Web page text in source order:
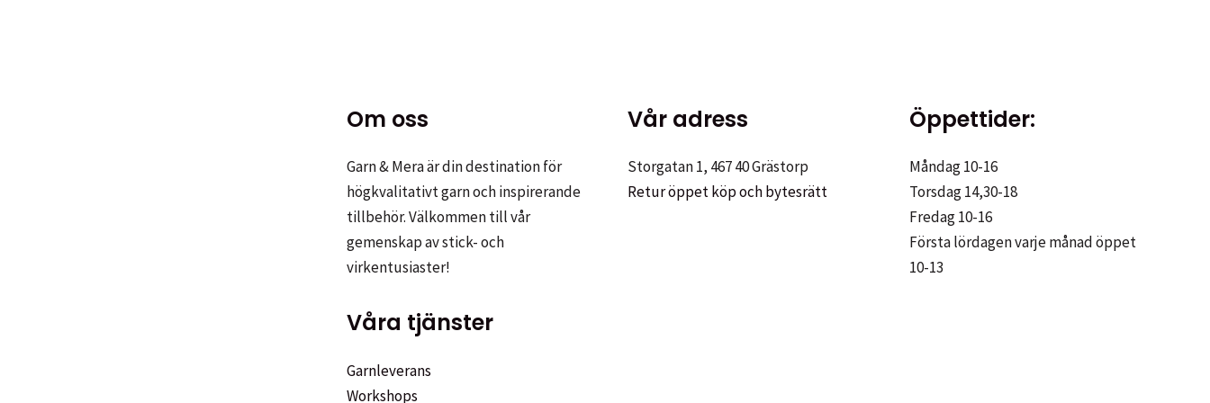
väljas
på
produktsidan
väljas
på
alternativen
på
Om oss
Garn & Mera är din destination för
högkvalitativt garn och inspirerande
tillbehör. Välkommen till vår
gemenskap av stick- och
virkentusiaster!
Våra tjänster
Garnleverans
Workshops
Vår adress
Storgatan 1, 467 40 Grästorp
Retur öppet köp och bytesrätt
Öppettider:
Måndag 10-16
Torsdag 14,30-18
Fredag 10-16
Första lördagen varje månad öppet
10-13